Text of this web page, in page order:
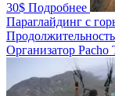
30$ Подробнее
Параглайдинг с
Продолжительность
Организатор Pacho